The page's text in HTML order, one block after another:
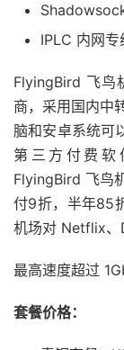
IPLC 内网专
FlyingBird 飞鸟
商，采用国内中
脑和安卓系统可
第三方付费软
FlyingBird 飞鸟
付9折，半年85
机场对 Netflix、
最高速度超过
套餐价格：